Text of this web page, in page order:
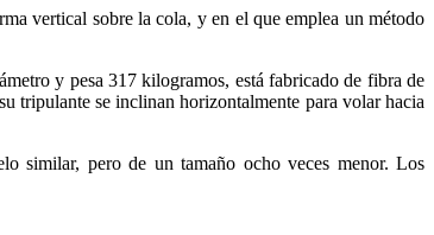
vertical sobre la cola, y en el que emplea un método
y pesa 317 kilogramos, está fabricado de fibra de
tripulante se inclinan horizontalmente para volar hacia
similar, pero de un tamaño ocho veces menor. Los